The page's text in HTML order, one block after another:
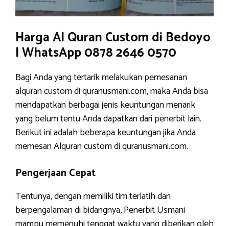
Harga Al Quran Custom di Bedoyo
| WhatsApp 0878 2646 0570
Bagi Anda yang tertarik melakukan pemesanan
alquran custom di quranusmani.com, maka Anda bisa
mendapatkan berbagai jenis keuntungan menarik
yang belum tentu Anda dapatkan dari penerbit lain.
Berikut ini adalah beberapa keuntungan jika Anda
memesan Alquran custom di quranusmani.com.
Pengerjaan Cepat
Tentunya, dengan memiliki tim terlatih dan
berpengalaman di bidangnya, Penerbit Usmani